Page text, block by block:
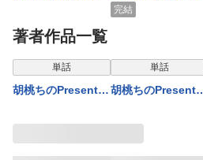
僕 (3)
完結
著者作品一覧
単話
胡桃ちのPresents
茶して癒やし（分
単話
胡桃ちのPresents
茶して癒やし（分